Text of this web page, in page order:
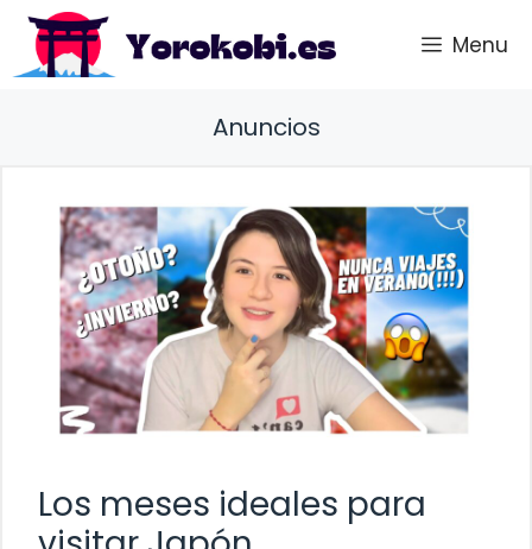
Saltar
contenido
Menu
Anuncios
Los meses ideales para